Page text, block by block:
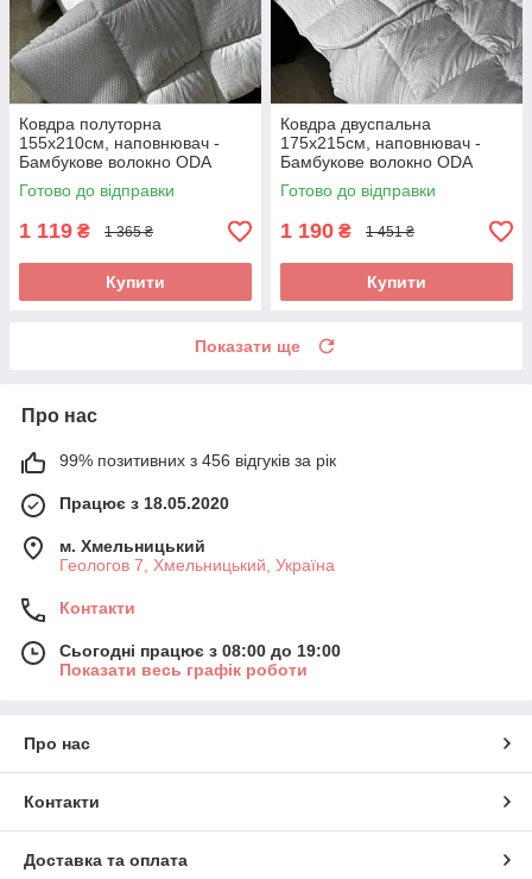
Ковдра полуторна
155х210см, наповнювач -
Бамбукове волокно ODA
bamboo Одіяло полуторний
розмір
Готово до відправки
1 119 ₴ 1 365 ₴
Купити
Ковдра двуспальна
175х215см, наповнювач -
Бамбукове волокно ODA
bamboo Одіяло двоспальний
розмір
Готово до відправки
1 190 ₴ 1 451 ₴
Купити
Показати ще
Про нас
99% позитивних з 456 відгуків за рік
Працює з 18.05.2020
м. Хмельницький
Геологов 7, Хмельницький, Україна
Контакти
Сьогодні працює з 08:00 до 19:00
Показати весь графік роботи
Про нас
Контакти
Доставка та оплата